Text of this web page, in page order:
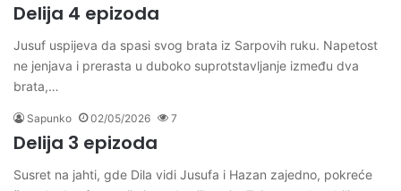
Delija 4 epizoda
Jusuf uspijeva da spasi svog brata iz Sarpovih ruku. Napetost
ne jenjava i prerasta u duboko suprotstavljanje između dva
brata,…
Sapunko 02/05/2026 7
Delija 3 epizoda
Susret na jahti, gde Dila vidi Jusufa i Hazan zajedno, pokreće